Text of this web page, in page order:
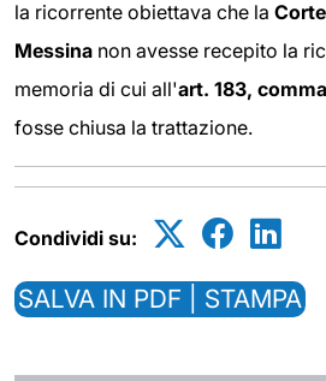
la ricorrente obiettava che la
Messina non avesse recepito la
memoria di cui all'art. 183,
fosse chiusa la trattazione.
Condividi su:
SALVA IN PDF | STAMPA